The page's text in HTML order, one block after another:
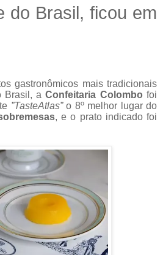
do Brasil, ficou em
gastronômicos mais tradicionais
Brasil, aConfeitaria Colombo foi
”TasteAtlas”o 8º melhor lugar do
, e o prato indicado foi